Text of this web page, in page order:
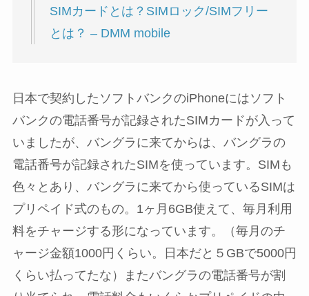
SIMカードとは？SIMロック/SIMフリー
とは？ – DMM mobile
日本で契約したソフトバンクのiPhoneにはソフト
バンクの電話番号が記録されたSIMカードが入って
いましたが、バングラに来てからは、バングラの
電話番号が記録されたSIMを使っています。SIMも
色々とあり、バングラに来てから使っているSIMは
プリペイド式のもの。1ヶ月6GB使えて、毎月利用
料をチャージする形になっています。（毎月のチ
ャージ金額1000円くらい。日本だと５GBで5000円
くらい払ってたな）またバングラの電話番号が割